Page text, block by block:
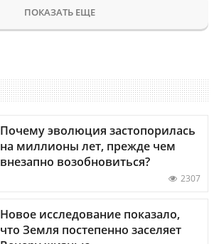
ПОКАЗАТЬ ЕЩЕ
Почему эволюция застопорилась
на миллионы лет, прежде чем
внезапно возобновиться?
2307
Новое исследование показало,
что Земля постепенно заселяет